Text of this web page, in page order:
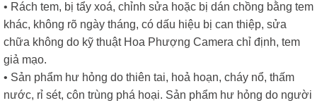
• Rách tem, bị tẩy xoá, chỉnh sửa hoặc bị dán chồng bằng tem
khác, không rõ ngày tháng, có dấu hiệu bị can thiệp, sửa
chữa không do kỹ thuật Hoa Phượng Camera chỉ định, tem
giả mạo.
• Sản phẩm hư hỏng do thiên tai, hoả hoạn, cháy nổ, thấm
nước, rỉ sét, côn trùng phá hoại. Sản phẩm hư hỏng do người